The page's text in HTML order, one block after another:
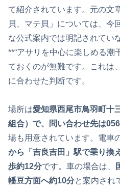
て紹介されています。元の文
貝、マテ貝」については、今
な公式案内では明記されてい
**“アサリを中心に楽しめる潮
ておくのが無難です。これは
に合わせた判断です。
場所は愛知県西尾市鳥羽町十
組合）で、問い合わせ先は
場も用意されています。電車
から「吉良吉田」駅で乗り換
歩約12分です。車の場合は、
幡豆方面へ約10分と案内され